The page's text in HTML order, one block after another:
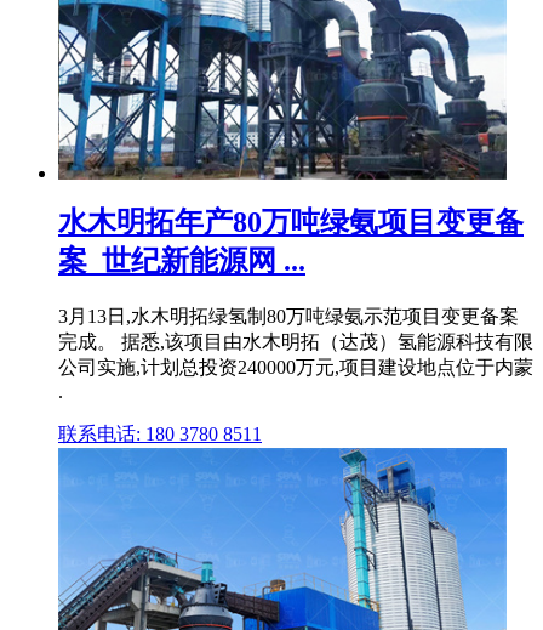
水木明拓年产80万吨绿氨项目变更备
案_世纪新能源网 ...
3月13日,水木明拓绿氢制80万吨绿氨示范项目变更备案
完成。 据悉,该项目由水木明拓（达茂）氢能源科技有限
公司实施,计划总投资240000万元,项目建设地点位于内蒙
.
联系电话: 180 3780 8511